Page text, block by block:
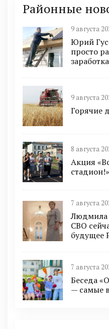
Районные
9 августа
Юрий
просто
9 августа
Горячие
8 августа
Акция
стадион!»
7 августа
Людмила
СВО
будущее
7 августа
Беседа
— самые